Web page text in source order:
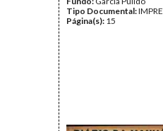
Tipo Documental:
Página(s): 15